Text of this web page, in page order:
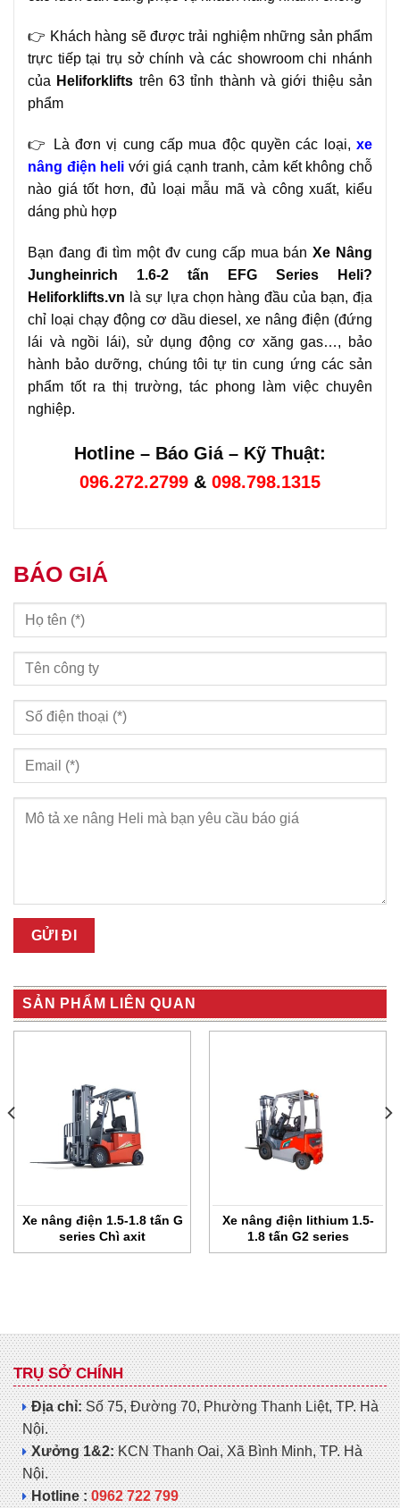
👉 Khách hàng sẽ được trải nghiệm những sản phẩm
trực tiếp tại trụ sở chính và các showroom chi nhánh
của Heliforklifts trên 63 tỉnh thành và giới thiệu sản
phẩm
👉 Là đơn vị cung cấp mua độc quyền các loại, xe
nâng điện heli với giá cạnh tranh, cảm kết không chỗ
nào giá tốt hơn, đủ loại mẫu mã và công xuất, kiểu
dáng phù hợp
Bạn đang đi tìm một đv cung cấp mua bánXe Nâng
Jungheinrich 1.6-2 tấn EFG Series Heli?
Heliforklifts.vn là sự lựa chọn hàng đầu của bạn, địa
chỉ loại chạy động cơ dầu diesel, xe nâng điện (đứng
lái và ngồi lái), sử dụng động cơ xăng gas…, bảo
hành bảo dưỡng, chúng tôi tự tin cung ứng các sản
phẩm tốt ra thị trường, tác phong làm việc chuyên
nghiệp.
Hotline – Báo Giá – Kỹ Thuật:
096.272.2799 & 098.798.1315
BÁO GIÁ
SẢN PHẨM LIÊN QUAN
Xe nâng điện 1.5-1.8 tấn G
series Chì axit
Xe nâng điện lithium 1.5-
1.8 tấn G2 series
TRỤ SỞ CHÍNH
Địa chỉ:Số 75, Đường 70, Phường Thanh Liệt, TP. Hà
Nội.
Xưởng 1&2:KCN Thanh Oai, Xã Bình Minh, TP. Hà
Nội.
Hotline :0962 722 799